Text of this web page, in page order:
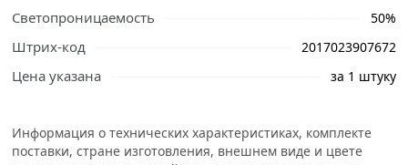
Ознакомьтесь с подробными характеристиками,
описанием и отзывами о товаре, чтобы сделать
правильный выбор и заказать онлайн. Наши
профессиональные менеджеры обработают заказ и
Это универсальный облицовочный листовой материал.
Светопроницаемость 50%
Штрих-код 2017023907672
Цена указана за 1 штуку
Информация о технических характеристиках, комплекте
поставки, стране изготовления, внешнем виде и цвете